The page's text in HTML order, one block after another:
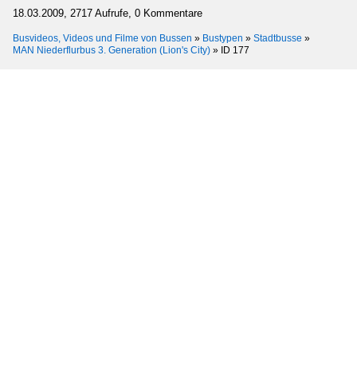
18.03.2009, 2717 Aufrufe, 0 Kommentare
Busvideos, Videos und Filme von Bussen » Bustypen » Stadtbusse »
MAN Niederflurbus 3. Generation (Lion's City) » ID 177